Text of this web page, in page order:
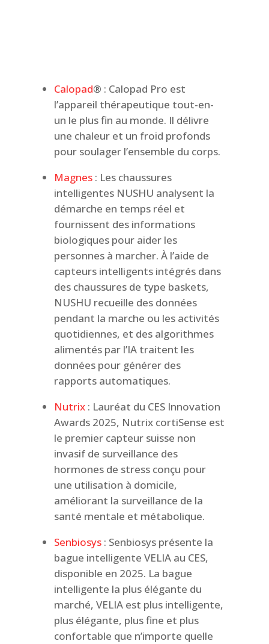
Calopad® : Calopad Pro est
l’appareil thérapeutique tout-en-
un le plus fin au monde. Il délivre
une chaleur et un froid profonds
pour soulager l’ensemble du corps.
Magnes : Les chaussures
intelligentes NUSHU analysent la
démarche en temps réel et
fournissent des informations
biologiques pour aider les
personnes à marcher. À l’aide de
capteurs intelligents intégrés dans
des chaussures de type baskets,
NUSHU recueille des données
pendant la marche ou les activités
quotidiennes, et des algorithmes
alimentés par l’IA traitent les
données pour générer des
rapports automatiques.
Nutrix : Lauréat du CES Innovation
Awards 2025, Nutrix cortiSense est
le premier capteur suisse non
invasif de surveillance des
hormones de stress conçu pour
une utilisation à domicile,
améliorant la surveillance de la
santé mentale et métabolique.
Senbiosys : Senbiosys présente la
bague intelligente VELIA au CES,
disponible en 2025. La bague
intelligente la plus élégante du
marché, VELIA est plus intelligente,
plus élégante, plus fine et plus
confortable que n’importe quelle